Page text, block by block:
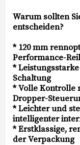
Warum sollten
entscheiden?
* 120 mm
Performance-
*
Schaltung
* Volle Kontrolle
Dropper-
* Leichter und
intelligenter
* Erstklassige,
der Verpackung